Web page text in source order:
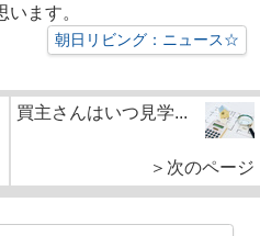
ます。
朝日リビング：ニュース☆
買主さんはいつ見学...
＞次のページ